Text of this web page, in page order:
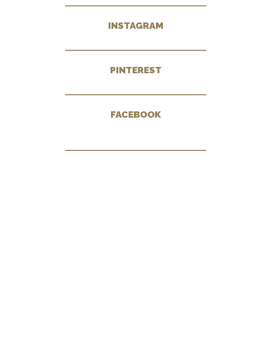
INSTAGRAM
PINTEREST
FACEBOOK